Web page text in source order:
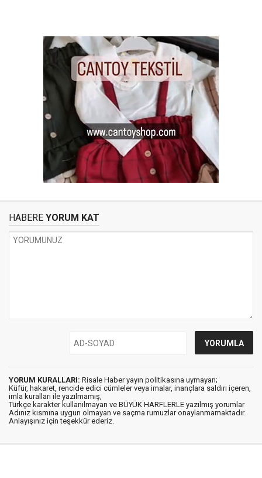
HABERE YORUM KAT
YORUM KURALLARI: Risale Haber yayın politikasına uymayan;
Küfür, hakaret, rencide edici cümleler veya imalar, inançlara saldırı içeren,
imla kuralları ile yazılmamış,
Türkçe karakter kullanılmayan ve BÜYÜK HARFLERLE yazılmış yorumlar
Adınız kısmına uygun olmayan ve saçma rumuzlar onaylanmamaktadır.
Anlayışınız için teşekkür ederiz.